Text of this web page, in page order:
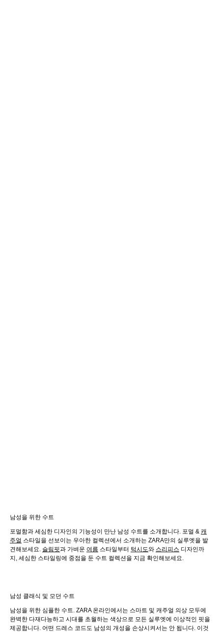
남성을 위한 수트
포멀함과 세심한 디자인의 기능성이 만난 남성 수트를 소개합니다. 포멀 & 캐
주얼 스타일을 선보이는 우아한 컬렉션에서 소개하는 ZARA만의 실루엣을 발
견해보세요. 슬림핏과 가벼운 여름 스타일부터 턱시도와 스리피스 디자인까
지, 세심한 스타일링에 중점을 둔 수트 컬렉션을 지금 확인해보세요.
남성 클래식 및 모던 수트
남성을 위한 심플한 수트. ZARA 온라인에서는 스마트 및 캐주얼 의상 모두에
완벽한 다재다능하고 시대를 초월하는 색상으로 모든 실루엣에 이상적인 핏을
제공합니다. 어떤 드레스 코드도 남성의 개성을 손상시켜서는 안 됩니다. 이것